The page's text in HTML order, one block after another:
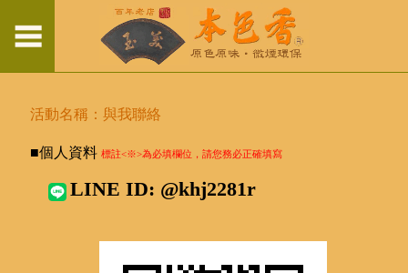
活動名稱：與我聯絡
■個人資料 標註<※>為必填欄位，請您務必正確填寫
LINE ID: @khj2281r